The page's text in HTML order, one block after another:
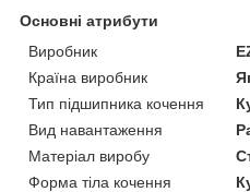
Основні атрибути
Виробник
Країна виробник
Тип підшипника кочення
Вид навантаження
Матеріал виробу
Форма тіла кочення